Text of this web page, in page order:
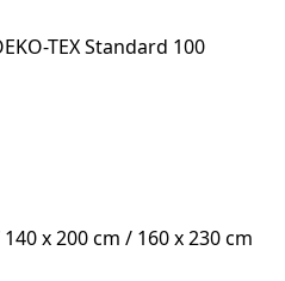
TEX Standard 100
x 200 cm / 160 x 230 cm